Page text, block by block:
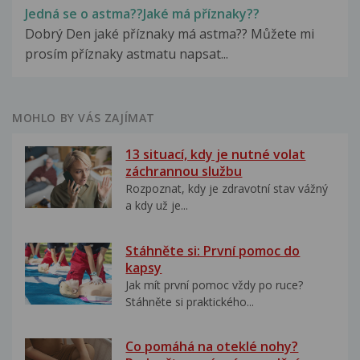
Jedná se o astma??Jaké má příznaky??
Dobrý Den jaké příznaky má astma?? Můžete mi
prosím příznaky astmatu napsat...
MOHLO BY VÁS ZAJÍMAT
13 situací, kdy je nutné volat
záchrannou službu
Rozpoznat, kdy je zdravotní stav vážný
a kdy už je...
Stáhněte si: První pomoc do
kapsy
Jak mít první pomoc vždy po ruce?
Stáhněte si praktického...
Co pomáhá na oteklé nohy?